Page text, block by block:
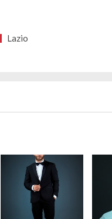
Lazio